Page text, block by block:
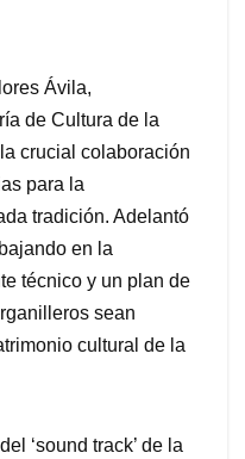
Ávila,
de Cultura de la
crucial colaboración
para la
tradición. Adelantó
en la
técnico y un plan de
sean
cultural de la
‘sound track’ de la